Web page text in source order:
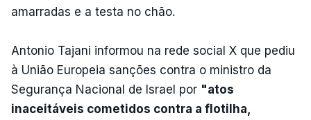
amarradas e a testa no chão.
Antonio Tajani informou na rede social X que pediu
à União Europeia sanções contra o ministro da
Segurança Nacional de Israel por "atos
inaceitáveis cometidos contra a flotilha,